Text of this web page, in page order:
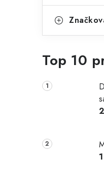
Top 10